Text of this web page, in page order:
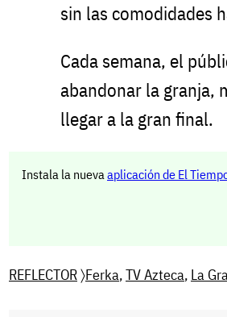
sin las comodidades
Cada semana, el
abandonar la granja,
llegar a la gran final.
Instala la nuevaaplicación de El
REFLECTOR〉Ferka,TV Azteca, La